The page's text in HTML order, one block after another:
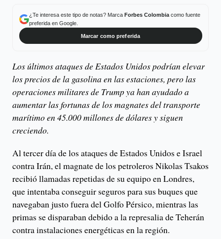
¿Te interesa este tipo de notas? Marca Forbes Colombiacomo fuente
preferida en Google.
Marcar como preferida
Los últimos ataques de Estados Unidos podrían elevar
los precios de la gasolina en las estaciones, pero las
operaciones militares de Trump ya han ayudado a
aumentar las fortunas de los magnates del transporte
marítimo en 45.000 millones de dólares y siguen
creciendo.
Al tercer día de los ataques de Estados Unidos e Israel
contra Irán, el magnate de los petroleros Nikolas Tsakos
recibió llamadas repetidas de su equipo en Londres,
que intentaba conseguir seguros para sus buques que
navegaban justo fuera del Golfo Pérsico, mientras las
primas se disparaban debido a la represalia de Teherán
contra instalaciones energéticas en la región.